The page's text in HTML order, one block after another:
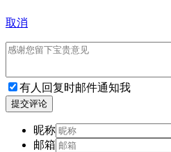
取消
有人回复时邮件通知我
提交评论
昵称
邮箱